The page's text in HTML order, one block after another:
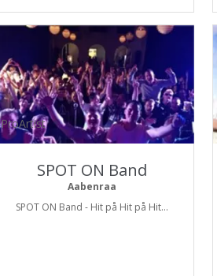
ProArtist
SPOT ON Band
Aabenraa
SPOT ON Band - Hit på Hit på Hit...